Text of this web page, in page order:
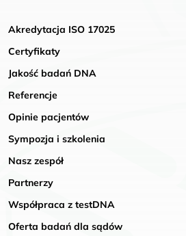
Akredytacja ISO 17025
Certyfikaty
Jakość badań DNA
Referencje
Opinie pacjentów
Sympozja i szkolenia
Nasz zespół
Partnerzy
Współpraca z testDNA
Oferta badań dla sądów